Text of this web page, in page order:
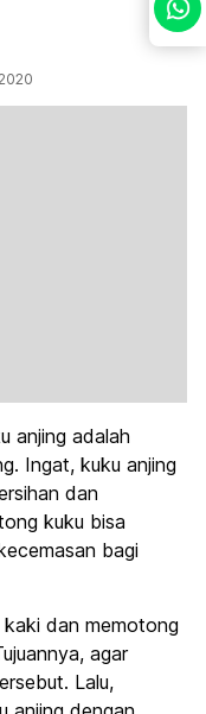
anjing adalah
Ingat, kuku anjing
dan
kuku bisa
bagi
kaki dan memotong
agar
Lalu,